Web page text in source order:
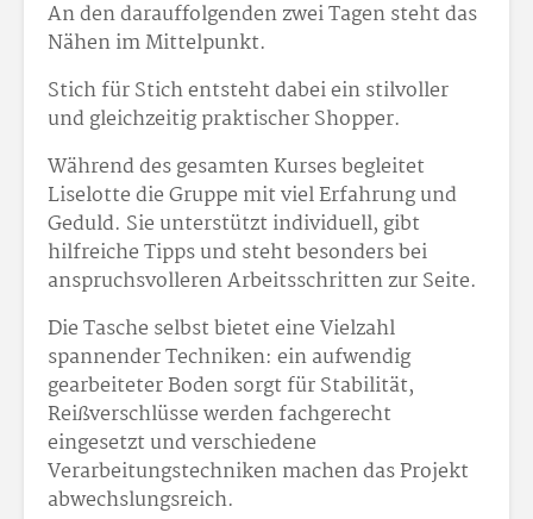
An den darauffolgenden zwei Tagen steht das
Nähen im Mittelpunkt.
Stich für Stich entsteht dabei ein stilvoller
und gleichzeitig praktischer Shopper.
Während des gesamten Kurses begleitet
Liselotte die Gruppe mit viel Erfahrung und
Geduld. Sie unterstützt individuell, gibt
hilfreiche Tipps und steht besonders bei
anspruchsvolleren Arbeitsschritten zur Seite.
Die Tasche selbst bietet eine Vielzahl
spannender Techniken: ein aufwendig
gearbeiteter Boden sorgt für Stabilität,
Reißverschlüsse werden fachgerecht
eingesetzt und verschiedene
Verarbeitungstechniken machen das Projekt
abwechslungsreich.